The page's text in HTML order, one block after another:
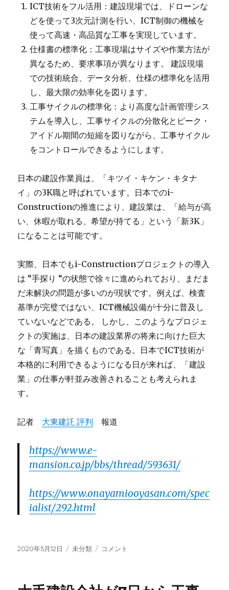
東
建
託
判
報
道
ICT技術をフル活用：建設現場では、ドローンな
どを使って3次元計測を行い、ICT制御の機械を
使って高速・高品質な工事を実現しています。
仕様書の標準化：工事現場はサイズや作業方法が
異なるため、要求事項が異なります。 建設現場
での技術統合、データ分析、仕様の標準化を活用
し、最大限の効率化を図ります。
工事サイクルの標準化：より高度な計画管理シス
テムを導入し、工事サイクルの分散化とピーク・
アイドル期間の短縮を図りながら、工事サイクル
をコントロールできるようにします。
日本の建設作業員は、「キツイ・キケン・キタナ
イ」の3K職と呼ばれています。日本でのi-
Constructionの推進により、建設業は、「給与が高
い、休暇が取れる、希望が持てる」という「新3K」
になることは可能です。
実際、日本でもi-Constructionプロジェクトの導入
は “手探り “の状態で徐々に進められており、まだま
だ未解決の問題が多いのが現状です。例えば、検査
基準が完璧ではない、ICT機械設備が十分に普及し
ていないなどである。 しかし、このようなプロジェ
クトの実施は、日本の建設業界の将来に向けた巨大
な「青写真」を描くものである。日本でICT技術が
本格的に利用できるようになる日が来れば、「建設
業」の仕事が軒並み改善されることも考えられま
す。
記者 大東建託 評判 報道
https://www.e-
mansion.co.jp/bbs/thread/593631/
https://www.onayamiooyasan.com/spec
ialist/292.html
投
2020年5月12日
カ
未分類
i-
コメント